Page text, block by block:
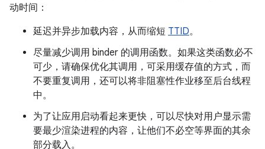
动时间：
延迟并异步加载内容，从而缩短 TTID。
尽量减少调用 binder 的调用函数。如果这类函数必不
可少，请确保优化其调用，可采用缓存值的方式，而
不要重复调用，还可以将非阻塞性作业移至后台线程
中。
为了让应用启动看起来更快，可以尽快对用户显示需
要最少渲染进程的内容，让他们不必空等界面的其余
部分载入。